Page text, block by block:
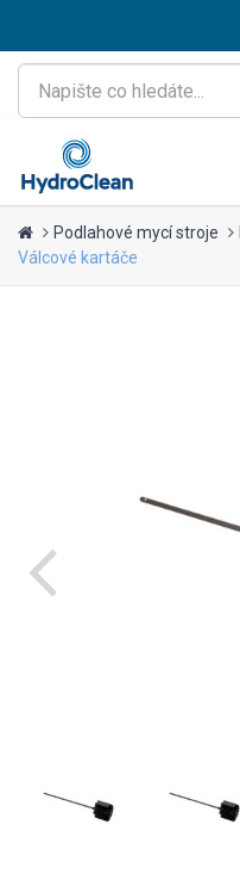
Podlahové mycí stroje
Válcové kartáče